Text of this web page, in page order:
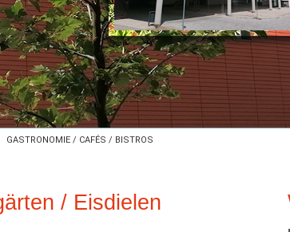
GASTRONOMIE / CAFÉS / BISTROS
/ Eisdielen